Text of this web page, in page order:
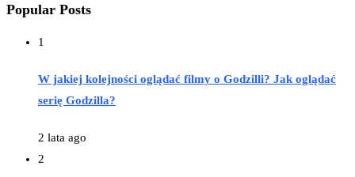
Popular Posts
1
W jakiej kolejności oglądać filmy o Godzilli? Jak oglądać
serię Godzilla?
2 lata ago
2